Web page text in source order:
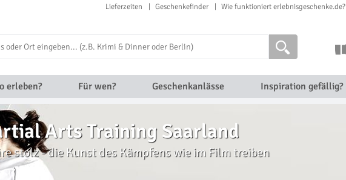
Lieferzeiten Geschenkefinder Wie funktioniert erlebnisgeschenke.de?
erleben? Für wen? Geschenkanlässe Inspiration gefällig?
Arts Training Saarland
stolz - die Kunst des Kämpfens wie im Film treiben